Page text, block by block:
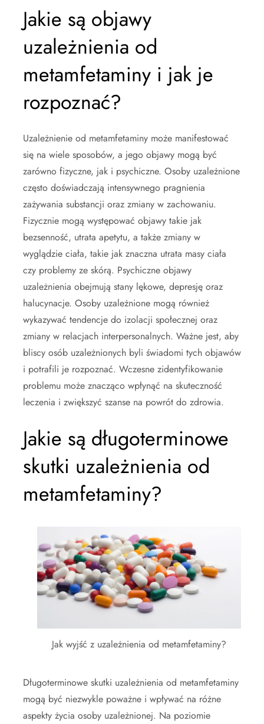
Jakie są objawy
uzależnienia od
metamfetaminy i jak je
rozpoznać?
Uzależnienie od metamfetaminy może manifestować
się na wiele sposobów, a jego objawy mogą być
zarówno fizyczne, jak i psychiczne. Osoby uzależnione
często doświadczają intensywnego pragnienia
zażywania substancji oraz zmiany w zachowaniu.
Fizycznie mogą występować objawy takie jak
bezsenność, utrata apetytu, a także zmiany w
wyglądzie ciała, takie jak znaczna utrata masy ciała
czy problemy ze skórą. Psychiczne objawy
uzależnienia obejmują stany lękowe, depresję oraz
halucynacje. Osoby uzależnione mogą również
wykazywać tendencje do izolacji społecznej oraz
zmiany w relacjach interpersonalnych. Ważne jest, aby
bliscy osób uzależnionych byli świadomi tych objawów
i potrafili je rozpoznać. Wczesne zidentyfikowanie
problemu może znacząco wpłynąć na skuteczność
leczenia i zwiększyć szanse na powrót do zdrowia.
Jakie są długoterminowe
skutki uzależnienia od
metamfetaminy?
Jak wyjść z uzależnienia od metamfetaminy?
Długoterminowe skutki uzależnienia od metamfetaminy
mogą być niezwykle poważne i wpływać na różne
aspekty życia osoby uzależnionej. Na poziomie